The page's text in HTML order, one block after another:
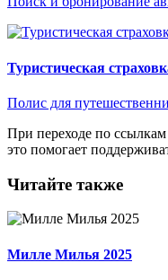
Туристическая
Полис для
При переходе по
это помогает
Читайте также
Милле Милья 2025